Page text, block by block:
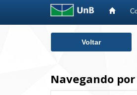
Voltar
Navegando